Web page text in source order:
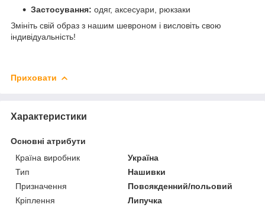
Застосування: одяг, аксесуари, рюкзаки
Змініть свій образ з нашим шевроном і висловіть свою
індивідуальність!
Приховати
Характеристики
Основні атрибути
Країна виробник
Україна
Тип
Нашивки
Призначення
Повсякденний/польовий
Кріплення
Липучка